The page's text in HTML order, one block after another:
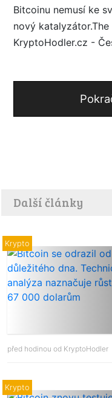
Bitcoinu nemusí ke
nový
KryptoHodler.cz -
Další články
Krypto
před hodinou od KryptoHodler
Krypto